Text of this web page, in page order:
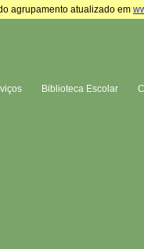
agrupamento atualizado em
Biblioteca Escolar